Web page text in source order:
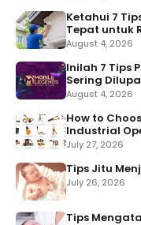
Ketahui 7
Tepat untuk
August 4, 2026
Inilah 7 Tips
Sering
August 4, 2026
How to
Industrial
July 27, 2026
Tips Jitu
July 26, 2026
Tips